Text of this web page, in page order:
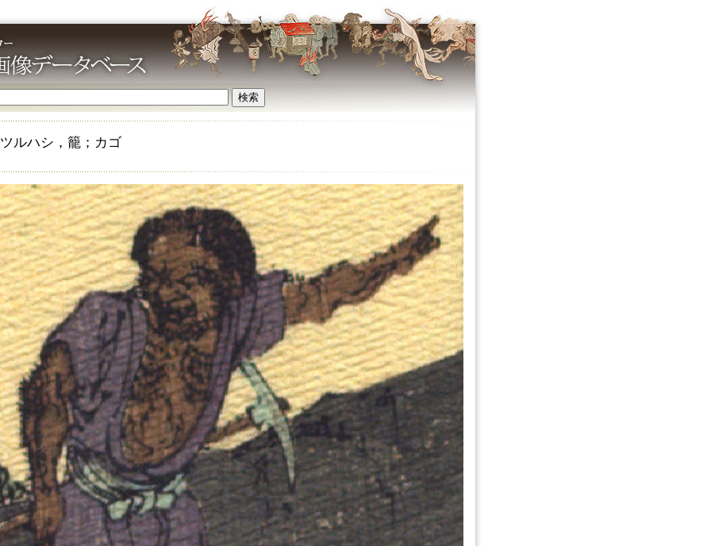
ルハシ，籠；カゴ